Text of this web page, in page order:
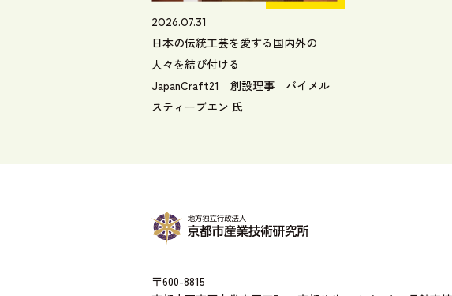
2026.07.31
日本の伝統工芸を愛する国内外の
人々を結び付ける
JapanCraft21 創設理事 バイメル
スティーブエン 氏
〒600-8815